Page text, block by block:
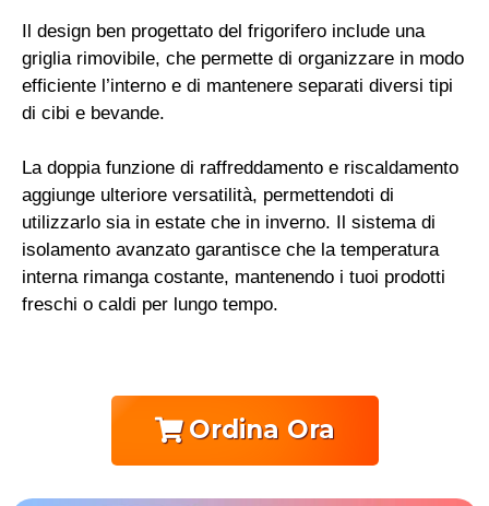
Il design ben progettato del frigorifero include una
griglia rimovibile, che permette di organizzare in modo
efficiente l’interno e di mantenere separati diversi tipi
di cibi e bevande.
La doppia funzione di raffreddamento e riscaldamento
aggiunge ulteriore versatilità, permettendoti di
utilizzarlo sia in estate che in inverno. Il sistema di
isolamento avanzato garantisce che la temperatura
interna rimanga costante, mantenendo i tuoi prodotti
freschi o caldi per lungo tempo.
Ordina Ora